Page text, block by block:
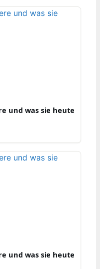
und was sie heute
und was sie heute